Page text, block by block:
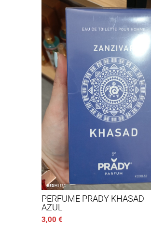
PERFUME PRADY KHASAD
AZUL
3,00 €